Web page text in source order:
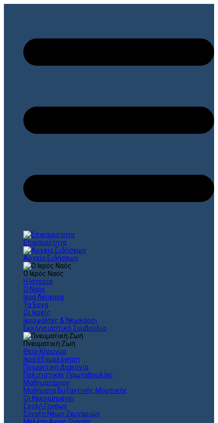
Επικαιρότητα
Αρχείο Ειδήσεων
Ο Ιερός Ναός
Η Ιστορία
Ο Ναός
Ιερά Λείψανα
Τα Έργα
Οι Ιερείς
Ιεροψάλτες & Νεωκόροι
Εκκλησιαστικό Συμβούλιο
Πνευματική Ζωή
Θείο Κήρυγμα
Ιερά Εξομολόγηση
Ποιμαντική Διακονία
Πολιτιστικές Πρωτοβουλίες
Μαθηματάριον
Μαθήματα Βυζαντινής Μουσικής
Οι Κεκοιμημένοι
Σχολή Γονέων
Σύναξη Νέων Ζευγαριών